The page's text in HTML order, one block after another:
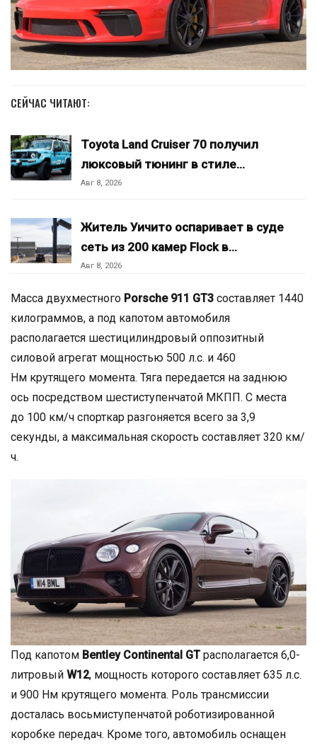
СЕЙЧАС ЧИТАЮТ:
Toyota Land Cruiser 70 получил
люксовый тюнинг в стиле…
Авг 8, 2026
Житель Уичито оспаривает в суде
сеть из 200 камер Flock в…
Авг 8, 2026
Масса двухместного Porsche 911 GT3 составляет 1440
килограммов, а под капотом автомобиля
располагается шестицилиндровый оппозитный
силовой агрегат мощностью 500 л.с. и 460
Нм крутящего момента. Тяга передается на заднюю
ось посредством шестиступенчатой МКПП. С места
до 100 км/ч спорткар разгоняется всего за 3,9
секунды, а максимальная скорость составляет 320 км/
ч.
Под капотом Bentley Continental GTрасполагается 6,0-
литровый W12, мощность которого составляет 635 л.с.
и 900 Нм крутящего момента. Роль трансмиссии
досталась восьмиступенчатой роботизированной
коробке передач. Кроме того, автомобиль оснащен